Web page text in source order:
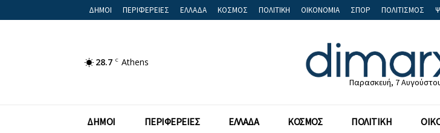
ΔΗΜΟΙ ΠΕΡΙΦΕΡΕΙΕΣ ΕΛΛΑΔΑ ΚΟΣΜΟΣ ΠΟΛΙΤΙΚΗ ΟΙΚΟΝΟΜΙΑ ΣΠΟΡ ΠΟΛΙΤΙΣΜΟΣ
28.7 C Athens
Παρασκευή, 7
ΔΗΜΟΙ ΠΕΡΙΦΕΡΕΙΕΣ ΕΛΛΑΔΑ ΚΟΣΜΟΣ ΠΟΛΙΤΙΚΗ